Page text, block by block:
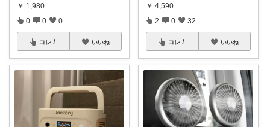
￥ 1,980
0 0 0
コレ いいね
￥ 4,590
2 0 32
コレ いいね